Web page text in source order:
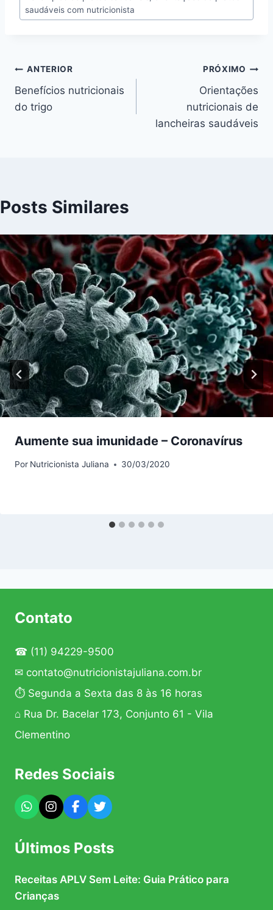
do
Post:
saudáveis com nutricionista
Navegação
de
ANTERIOR
Benefícios nutricionais
do trigo
PRÓXIMO
Orientações
nutricionais de
lancheiras saudáveis
Posts Similares
Aumente sua imunidade – Coronavírus
Por Nutricionista Juliana 30/03/2020
Contato
☎ (11) 94229-9500
✉ contato@nutricionistajuliana.com.br
⏱ Segunda a Sexta das 8 às 16 horas
⌂ Rua Dr. Bacelar 173, Conjunto 61 - Vila
Clementino
Redes Sociais
Últimos Posts
Receitas APLV Sem Leite: Guia Prático para
Crianças